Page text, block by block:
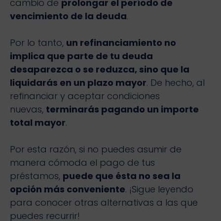
cambio de prolongar el período de
vencimiento de la deuda.
Por lo tanto, un refinanciamiento no
implica que parte de tu deuda
desaparezca o se reduzca, sino que la
liquidarás en un plazo mayor. De hecho, al
refinanciar y aceptar condiciones
nuevas, terminarás pagando un importe
total mayor.
Por esta razón, si no puedes asumir de
manera cómoda el pago de tus
préstamos, puede que ésta no sea la
opción más conveniente. ¡Sigue leyendo
para conocer otras alternativas a las que
puedes recurrir!